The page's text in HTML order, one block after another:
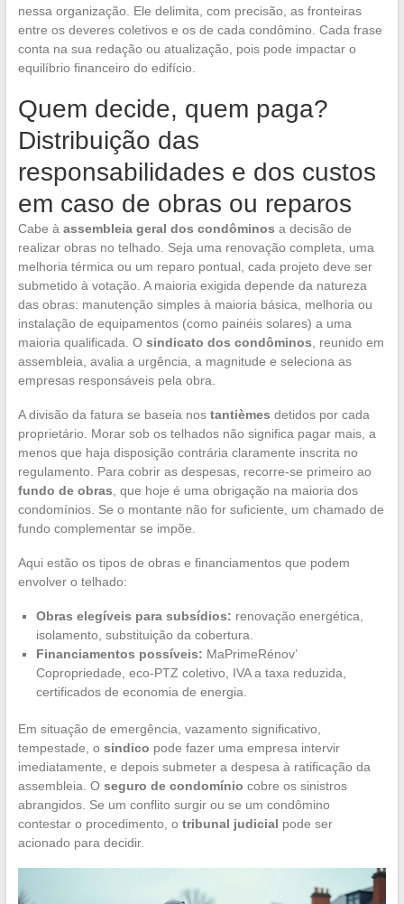
nessa organização. Ele delimita, com precisão, as fronteiras
entre os deveres coletivos e os de cada condômino. Cada frase
conta na sua redação ou atualização, pois pode impactar o
equilíbrio financeiro do edifício.
Quem decide, quem paga?
Distribuição das
responsabilidades e dos custos
em caso de obras ou reparos
Cabe à assembleia geral dos condôminos a decisão de
realizar obras no telhado. Seja uma renovação completa, uma
melhoria térmica ou um reparo pontual, cada projeto deve ser
submetido à votação. A maioria exigida depende da natureza
das obras: manutenção simples à maioria básica, melhoria ou
instalação de equipamentos (como painéis solares) a uma
maioria qualificada. O sindicato dos condôminos , reunido em
assembleia, avalia a urgência, a magnitude e seleciona as
empresas responsáveis pela obra.
A divisão da fatura se baseia nos tantièmes detidos por cada
proprietário. Morar sob os telhados não significa pagar mais, a
menos que haja disposição contrária claramente inscrita no
regulamento. Para cobrir as despesas, recorre-se primeiro ao
fundo de obras , que hoje é uma obrigação na maioria dos
condomínios. Se o montante não for suficiente, um chamado de
fundo complementar se impõe.
Aqui estão os tipos de obras e financiamentos que podem
envolver o telhado:
Obras elegíveis para subsídios: renovação energética,
isolamento, substituição da cobertura.
Financiamentos possíveis: MaPrimeRénov’
Copropriedade, eco-PTZ coletivo, IVA a taxa reduzida,
certificados de economia de energia.
Em situação de emergência, vazamento significativo,
tempestade, o sindico pode fazer uma empresa intervir
imediatamente, e depois submeter a despesa à ratificação da
assembleia. O seguro de condomínio cobre os sinistros
abrangidos. Se um conflito surgir ou se um condômino
contestar o procedimento, o tribunal judicial pode ser
acionado para decidir.